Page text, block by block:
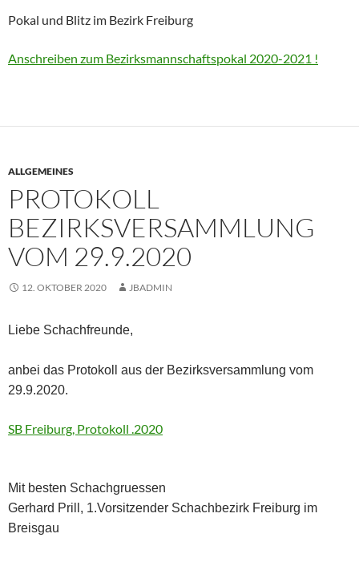
Pokal und Blitz im Bezirk Freiburg
Anschreiben zum Bezirksmannschaftspokal 2020-2021 !
ALLGEMEINES
PROTOKOLL
BEZIRKSVERSAMMLUNG
VOM 29.9.2020
12. OKTOBER 2020 JBADMIN
Liebe Schachfreunde,
anbei das Protokoll aus der Bezirksversammlung vom
29.9.2020.
SB Freiburg, Protokoll .2020
Mit besten Schachgruessen
Gerhard Prill, 1.Vorsitzender Schachbezirk Freiburg im
Breisgau